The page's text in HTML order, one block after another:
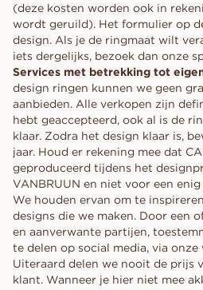
(deze kosten worden ook in
wordt geruild). Het formulier op
design. Als je de ringmaat wilt
iets dergelijks, bezoek dan onze
Services met betrekking tot
design ringen kunnen we geen
aanbieden. Alle verkopen zijn
hebt geaccepteerd, ook al is de
klaar. Zodra het design klaar is,
jaar. Houd er rekening mee dat
geproduceerd tijdens het
VANBRUUN en niet voor een
We houden ervan om te
designs die we maken. Door een
en aanverwante partijen,
te delen op social media, via
Uiteraard delen we nooit de prijs
klant. Wanneer je hier niet mee